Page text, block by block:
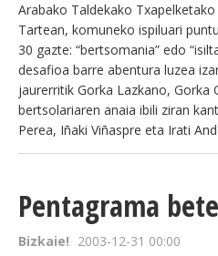
Arabako Taldekako
Tartean, komuneko ispiluari
30 gazte: “bertsomania” edo
desafioa barre abentura luzea
jaurerritik Gorka Lazkano, Gorka
bertsolariaren anaia ibili ziran
Perea, Iñaki Viñaspre eta Irati
Pentagrama
Bizkaie! 2003-12-31 00:00